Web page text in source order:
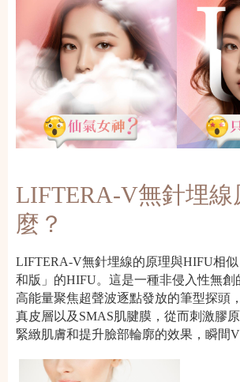
LIFTERA-V無針埋線
麼？
LIFTERA-V無針埋線的原理與HIFU相
和版」的HIFU。這是一種非侵入性無創
高能量聚焦超聲波逐點發放的筆型探頭
真皮層以及SMAS肌腱膜，從而刺激膠
緊緻肌膚和提升臉部輪廓的效果，瞬間V